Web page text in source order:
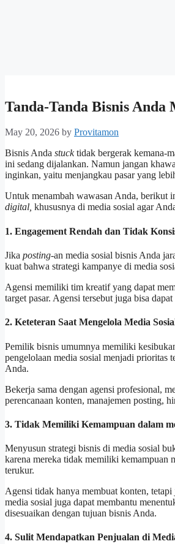
Tanda-Tanda Bisnis
May 20, 2026 by Provitamon
Bisnis Anda stucktidak bergerak kemana-
ini sedang dijalankan. Namun jangan
inginkan, yaitu menjangkau pasar yang
Untuk menambah wawasan Anda, berikut
digital, khususnya di media sosial agar
1. Engagement Rendah dan Tidak
Jika posting-an media sosial bisnis Anda
kuat bahwa strategi kampanye di media
Agensi memiliki tim kreatif yang dapat
target pasar. Agensi tersebut juga bisa
2. Keteteran Saat Mengelola Media
Pemilik bisnis umumnya memiliki
pengelolaan media sosial menjadi prioritas
Anda.
Bekerja sama dengan agensi profesional,
perencanaan konten, manajemen posting,
3. Tidak Memiliki Kemampuan dalam
Menyusun strategi bisnis di media sosial
karena mereka tidak memiliki kemampuan
terukur.
Agensi tidak hanya membuat konten,
media sosial juga dapat membantu
disesuaikan dengan tujuan bisnis Anda.
4. Sulit Mendapatkan Penjualan di